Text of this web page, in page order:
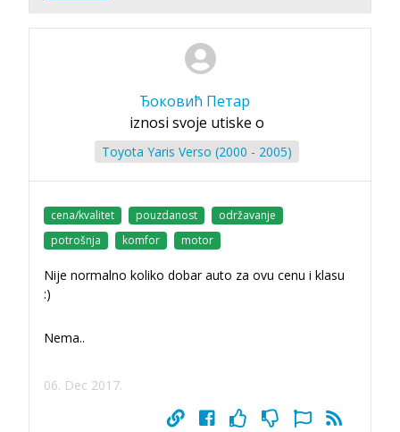
Ђоковић Петар
iznosi svoje utiske o
Toyota Yaris Verso (2000 - 2005)
cena/kvalitet pouzdanost
održavanje
potrošnja
komfor motor
Nije normalno koliko dobar auto za ovu cenu i klasu
:)
Nema..
06. Dec 2017.